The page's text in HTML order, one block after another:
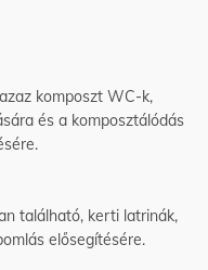
komposzt WC-k,
és a komposztálódás
található, kerti latrinák,
elősegítésére.